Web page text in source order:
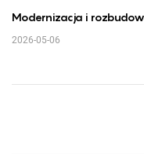
Modernizacja i
2026-05-06